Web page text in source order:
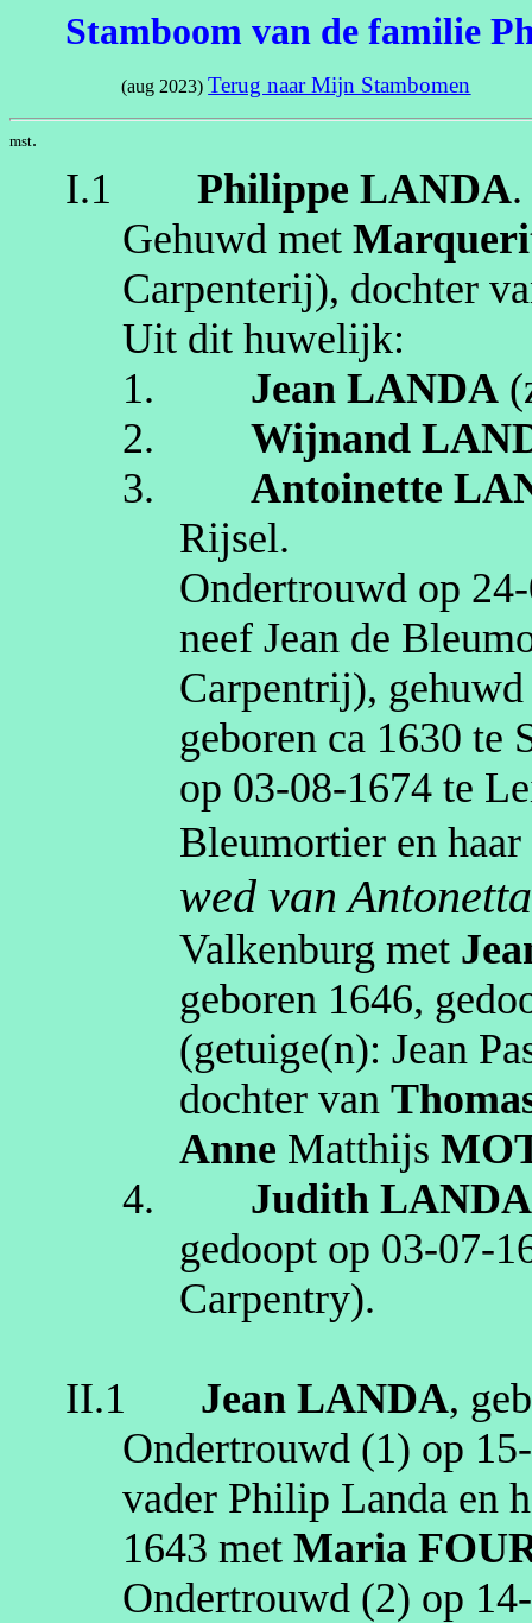
Stamboom van de familie
(aug 2023)Terug naar Mijn Stambomen
mst.
I.1 Philippe LANDA.
Gehuwd met
Carpenterij), dochter
Uit dit huwelijk:
1.
Jean LANDA
2.
Wijnand
3.
Antoinette
Rijsel.
Ondertrouwd op
neef Jean de
Carpentrij),
geboren ca 1630 te
op 03‑08‑1674 te
Bleumortier en
wed van
Valkenburg met
geboren 1646,
(getuige(n):Jean
dochter van
Anne Matthijs
4.
Judith LANDA
gedoopt op
Carpentry).
II.1 Jean LANDA,
Ondertrouwd (1) op
vader Philip Landa en
1643 metMaria
Ondertrouwd (2) op